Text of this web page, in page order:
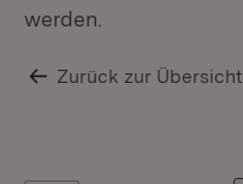
werden.
Zurück zur Übersicht